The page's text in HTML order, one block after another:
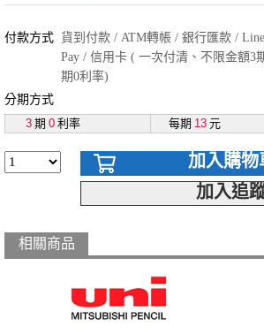
付款方式 貨到付款 / ATM轉帳 / 銀行匯款 /
Pay / 信用卡 ( 一次付清、不限金額3
期0利率)
分期方式
3 期 0 利率 每期 13 元
加入購物
加入追
相關商品